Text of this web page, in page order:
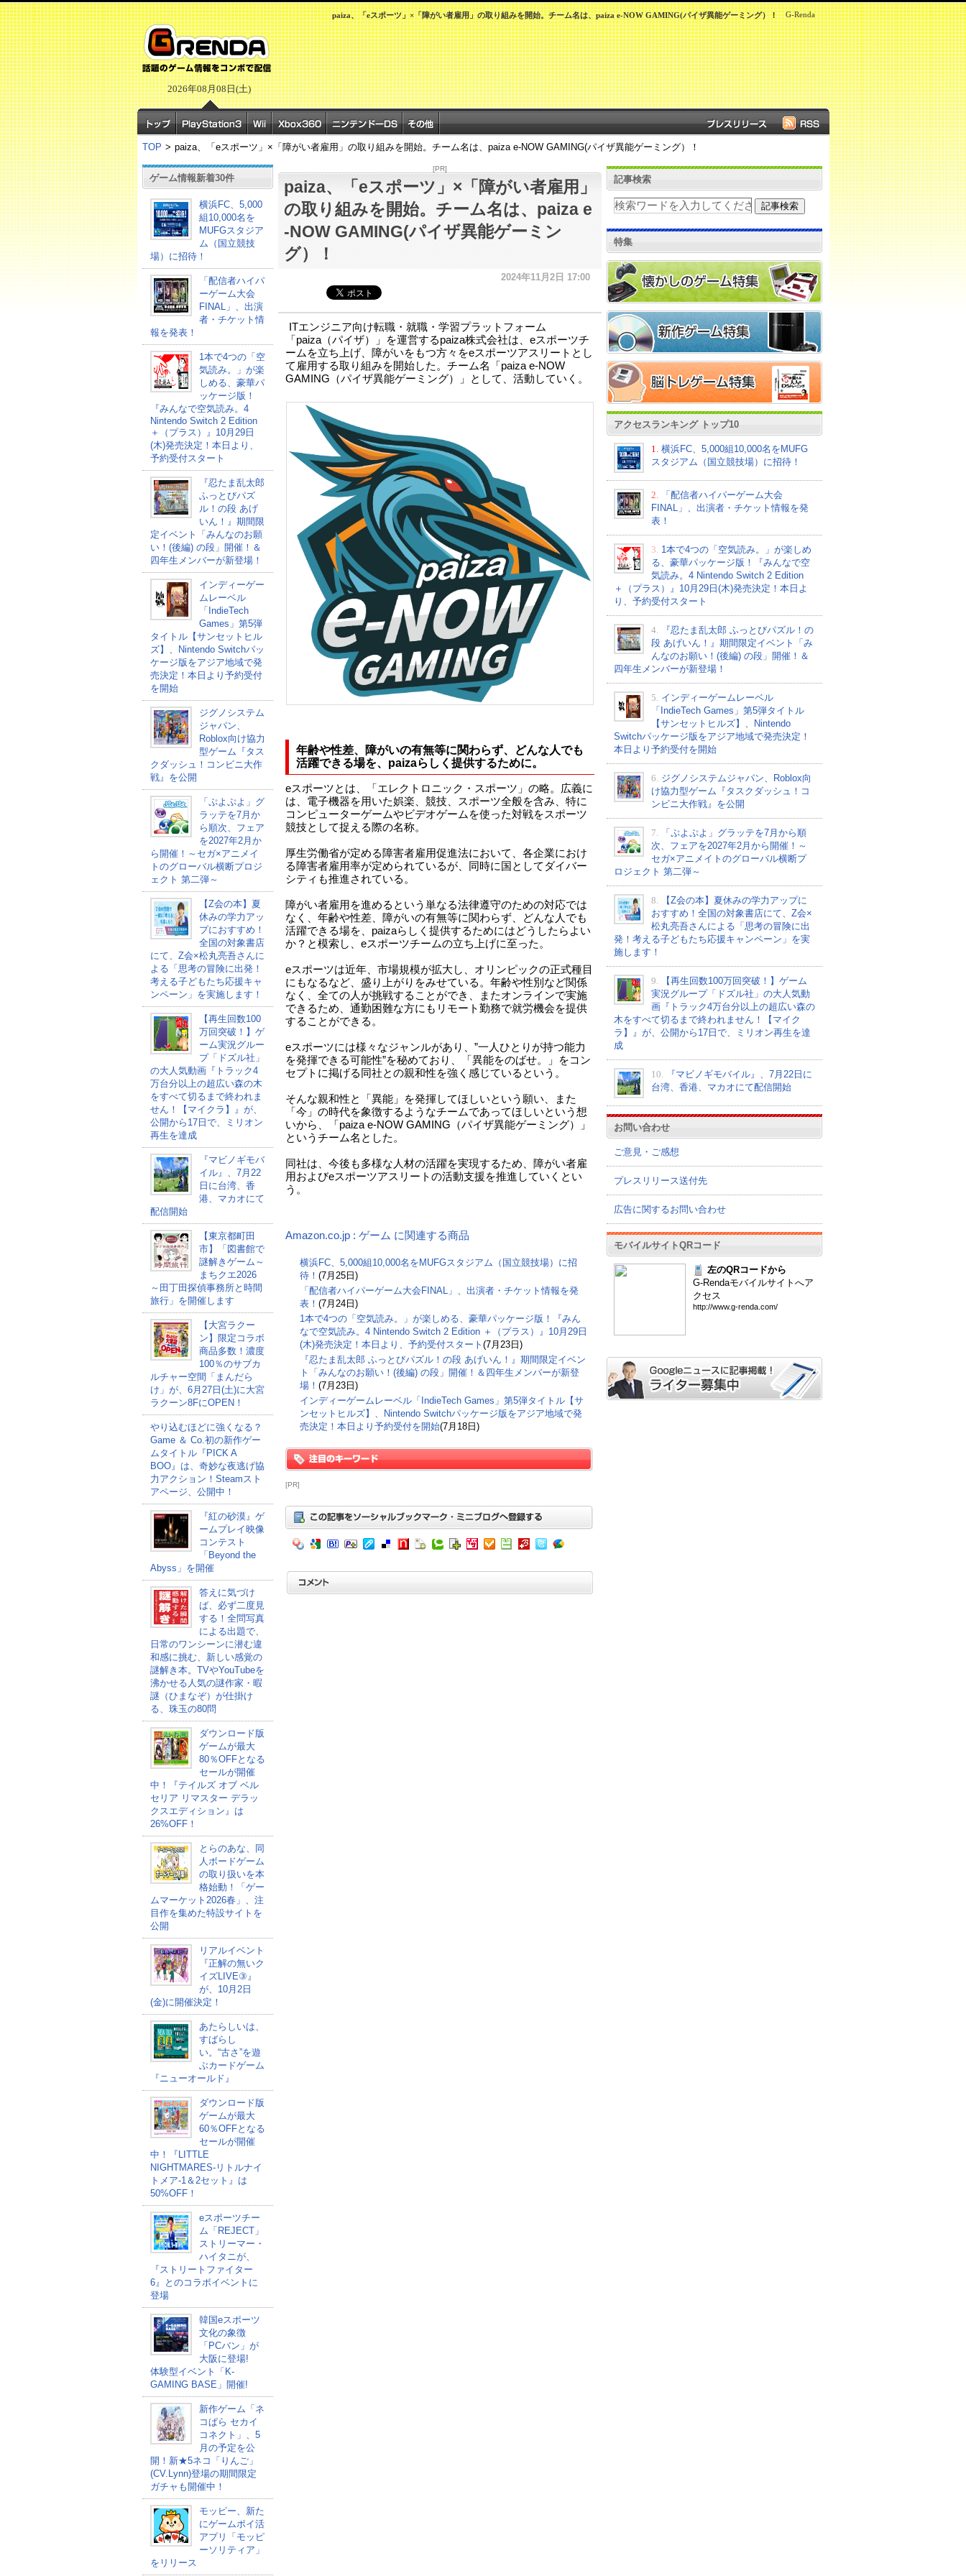
2026年08月08日(土)
G-Renda
paiza、「eスポーツ」×「障がい者雇用」の取り組みを開始。チーム名は、paiza e-NOW GAMING(パイザ異能ゲーミング）！
TOP > paiza、「eスポーツ」×「障がい者雇用」の取り組みを開始。チーム名は、paiza e-NOW GAMING(パイザ異能ゲーミング）！
ゲーム情報新着30件
横浜FC、5,000
組10,000名を
MUFGスタジア
ム（国立競技
場）に招待！
「配信者ハイパ
ーゲーム大会
FINAL」、出演
者・チケット情
報を発表！
1本で4つの「空
気読み。」が楽
しめる、豪華パ
ッケージ版！
『みんなで空気読み。4
Nintendo Switch 2 Edition
＋（プラス）』10月29日
(木)発売決定！本日より、
予約受付スタート
『忍たま乱太郎
ふっとびパズ
ル！の段 あげ
いん！』期間限
定イベント「みんなのお願
い！(後編) の段」開催！＆
四年生メンバーが新登場！
インディーゲー
ムレーベル
「IndieTech
Games」第5弾
タイトル【サンセットヒル
ズ】、Nintendo Switchパッ
ケージ版をアジア地域で発
売決定！本日より予約受付
を開始
ジグノシステム
ジャパン、
Roblox向け協力
型ゲーム『タス
クダッシュ！コンビニ大作
戦』を公開
「ぷよぷよ」グ
ラッテを7月か
ら順次、フェア
を2027年2月か
ら開催！～セガ×アニメイ
トのグローバル横断プロジ
ェクト 第二弾～
【Z会の本】夏
休みの学力アッ
プにおすすめ！
全国の対象書店
にて、Z会×松丸亮吾さんに
よる「思考の冒険に出発！
考える子どもたち応援キャ
ンペーン」を実施します！
【再生回数100
万回突破！】ゲ
ーム実況グルー
プ「ドズル社」
の大人気動画『トラック4
万台分以上の超広い森の木
をすべて切るまで終われま
せん！【マイクラ】』が、
公開から17日で、ミリオン
再生を達成
『マビノギモバ
イル』、7月22
日に台湾、香
港、マカオにて
配信開始
【東京都町田
市】「図書館で
謎解きゲーム～
まちクエ2026
～田丁田探偵事務所と時間
旅行」を開催します
【大宮ラクー
ン】限定コラボ
商品多数！濃度
100％のサブカ
ルチャー空間「まんだら
け」が、6月27日(土)に大宮
ラクーン8FにOPEN！
やり込むほどに強くなる？
Game ＆ Co.初の新作ゲー
ムタイトル『PICK A
BOO』は、奇妙な夜逃げ協
力アクション！Steamスト
アページ、公開中！
『紅の砂漠』ゲ
ームプレイ映像
コンテスト
「Beyond the
Abyss」を開催
答えに気づけ
ば、必ず二度見
する！全問写真
による出題で、
日常のワンシーンに潜む違
和感に挑む、新しい感覚の
謎解き本。TVやYouTubeを
沸かせる人気の謎作家・暇
謎（ひまなぞ）が仕掛け
る、珠玉の80問
ダウンロード版
ゲームが最大
80％OFFとなる
セールが開催
中！『テイルズ オブ ベル
セリア リマスター デラッ
クスエディション』は
26%OFF！
とらのあな、同
人ボードゲーム
の取り扱いを本
格始動！「ゲー
ムマーケット2026春」、注
目作を集めた特設サイトを
公開
リアルイベント
『正解の無いク
イズLIVE③』
が、10月2日
(金)に開催決定！
あたらしいは、
すばらし
い。“古さ”を遊
ぶカードゲーム
『ニューオールド』
ダウンロード版
ゲームが最大
60％OFFとなる
セールが開催
中！『LITTLE
NIGHTMARES-リトルナイ
トメア-1＆2セット』は
50%OFF！
eスポーツチー
ム「REJECT」
ストリーマー・
ハイタニが、
『ストリートファイター
6』とのコラボイベントに
登場
韓国eスポーツ
文化の象徴
「PCバン」が
大阪に登場!
体験型イベント「K-
GAMING BASE」開催!
新作ゲーム「ネ
コぱら セカイ
コネクト」、5
月の予定を公
開！新★5ネコ「りんご」
(CV.Lynn)登場の期間限定
ガチャも開催中！
モッピー、新た
にゲームポイ活
アプリ「モッピ
ーソリティア」
をリリース
[PR]
paiza、「eスポーツ」×「障がい者雇用」
の取り組みを開始。チーム名は、paiza e
-NOW GAMING(パイザ異能ゲーミン
グ）！
2024年11月2日 17:00
ITエンジニア向け転職・就職・学習プラットフォーム
「paiza（パイザ）」を運営するpaiza株式会社は、eスポーツチ
ームを立ち上げ、障がいをもつ方々をeスポーツアスリートとし
て雇用する取り組みを開始した。チーム名「paiza e-NOW
GAMING（パイザ異能ゲーミング）」として、活動していく。
年齢や性差、障がいの有無等に関わらず、どんな人でも
活躍できる場を、paizaらしく提供するために。
eスポーツとは、「エレクトロニック・スポーツ」の略。広義に
は、電子機器を用いた娯楽、競技、スポーツ全般を含み、特に
コンピューターゲームやビデオゲームを使った対戦をスポーツ
競技として捉える際の名称。
厚生労働省が定める障害者雇用促進法において、各企業におけ
る障害者雇用率が定められているが、同時に国としてダイバー
シティも推進されている。
障がい者雇用を進めるという単なる法律遵守のための対応では
なく、年齢や性差、障がいの有無等に関わらず、どんな人でも
活躍できる場を、paizaらしく提供するためにはどうしたらよい
か？と模索し、eスポーツチームの立ち上げに至った。
eスポーツは近年、市場規模が拡大し、オリンピックの正式種目
にもなるなど、盛り上がりをみせている。年齢や性別など関係
なく、全ての人が挑戦することができ、またオンラインで実施
できるため、通勤困難な方にもリモート勤務で就労機会を提供
することができる。
eスポーツには様々なジャンルがあり、”一人ひとりが持つ能力
を発揮できる可能性”を秘めており、「異能をのばせ。」をコン
セプトに掲げる同社との親和性を強く感じているという。
そんな親和性と「異能」を発揮してほしいという願い、また
「今」の時代を象徴するようなチームであってほしいという想
いから、「paiza e-NOW GAMING（パイザ異能ゲーミング）」
というチーム名とした。
同社は、今後も多様な人材の活躍を実現するため、障がい者雇
用およびeスポーツアスリートの活動支援を推進していくとい
う。
Amazon.co.jp : ゲーム に関連する商品
横浜FC、5,000組10,000名をMUFGスタジアム（国立競技場）に招
待！ (7月25日)
「配信者ハイパーゲーム大会FINAL」、出演者・チケット情報を発
表！ (7月24日)
1本で4つの「空気読み。」が楽しめる、豪華パッケージ版！『みん
なで空気読み。4 Nintendo Switch 2 Edition ＋（プラス）』10月29日
(木)発売決定！本日より、予約受付スタート (7月23日)
『忍たま乱太郎 ふっとびパズル！の段 あげいん！』期間限定イベン
ト「みんなのお願い！(後編) の段」開催！＆四年生メンバーが新登
場！ (7月23日)
インディーゲームレーベル「IndieTech Games」第5弾タイトル【サ
ンセットヒルズ】、Nintendo Switchパッケージ版をアジア地域で発
売決定！本日より予約受付を開始(7月18日)
[PR]
記事検索
特集
アクセスランキング トップ10
1.
横浜FC、5,000組10,000名をMUFG
スタジアム（国立競技場）に招待！
2.
「配信者ハイパーゲーム大会
FINAL」、出演者・チケット情報を発
表！
3. 1本で4つの「空気読み。」が楽しめ
る、豪華パッケージ版！『みんなで空
気読み。4 Nintendo Switch 2 Edition
＋（プラス）』10月29日(木)発売決定！本日よ
り、予約受付スタート
4.
『忍たま乱太郎 ふっとびパズル！の
段 あげいん！』期間限定イベント「み
んなのお願い！(後編) の段」開催！＆
四年生メンバーが新登場！
5. インディーゲームレーベル
「IndieTech Games」第5弾タイトル
【サンセットヒルズ】、Nintendo
Switchパッケージ版をアジア地域で発売決定！
本日より予約受付を開始
6. ジグノシステムジャパン、Roblox向
け協力型ゲーム『タスクダッシュ！コ
ンビニ大作戦』を公開
7.
「ぷよぷよ」グラッテを7月から順
次、フェアを2027年2月から開催！～
セガ×アニメイトのグローバル横断プ
ロジェクト 第二弾～
8.
【Z会の本】夏休みの学力アップに
おすすめ！全国の対象書店にて、Z会×
松丸亮吾さんによる「思考の冒険に出
発！考える子どもたち応援キャンペーン」を実
施します！
9.
【再生回数100万回突破！】ゲーム
実況グループ「ドズル社」の大人気動
画『トラック4万台分以上の超広い森の
木をすべて切るまで終われません！【マイク
ラ】』が、公開から17日で、ミリオン再生を達
成
10.
『マビノギモバイル』、7月22日に
台湾、香港、マカオにて配信開始
お問い合わせ
ご意見・ご感想
プレスリリース送付先
広告に関するお問い合わせ
モバイルサイトQRコード
左のQRコードから
G-Rendaモバイルサイトへア
クセス
http://www.g-renda.com/